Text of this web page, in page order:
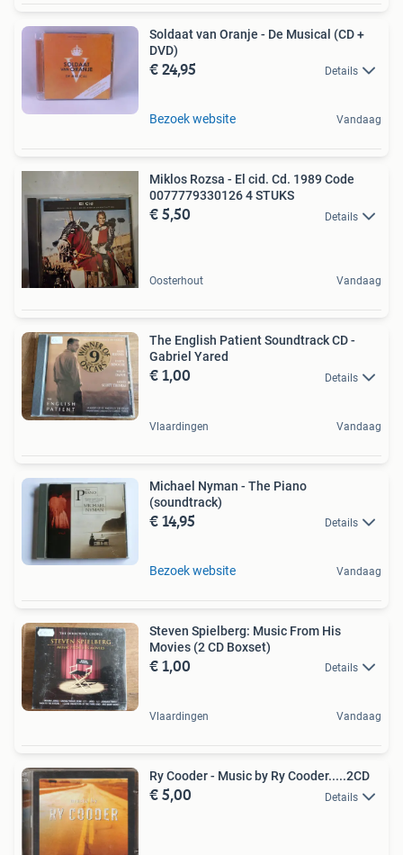
Soldaat van Oranje - De Musical (CD +
DVD)
€ 24,95 Details
Bezoek website Vandaag
Miklos Rozsa - El cid. Cd. 1989 Code
0077779330126 4 STUKS
€ 5,50 Details
Oosterhout Vandaag
The English Patient Soundtrack CD -
Gabriel Yared
€ 1,00 Details
Vlaardingen Vandaag
Michael Nyman - The Piano
(soundtrack)
€ 14,95 Details
Bezoek website Vandaag
Steven Spielberg: Music From His
Movies (2 CD Boxset)
€ 1,00 Details
Vlaardingen Vandaag
Ry Cooder - Music by Ry Cooder.....2CD
€ 5,00 Details